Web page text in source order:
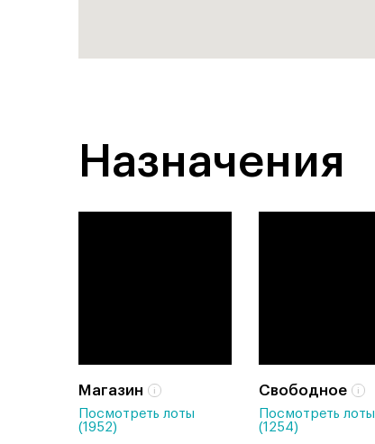
Назначения
Магазин
Посмотреть лоты
(1952)
Свободное
Посмотреть лоты
(1254)